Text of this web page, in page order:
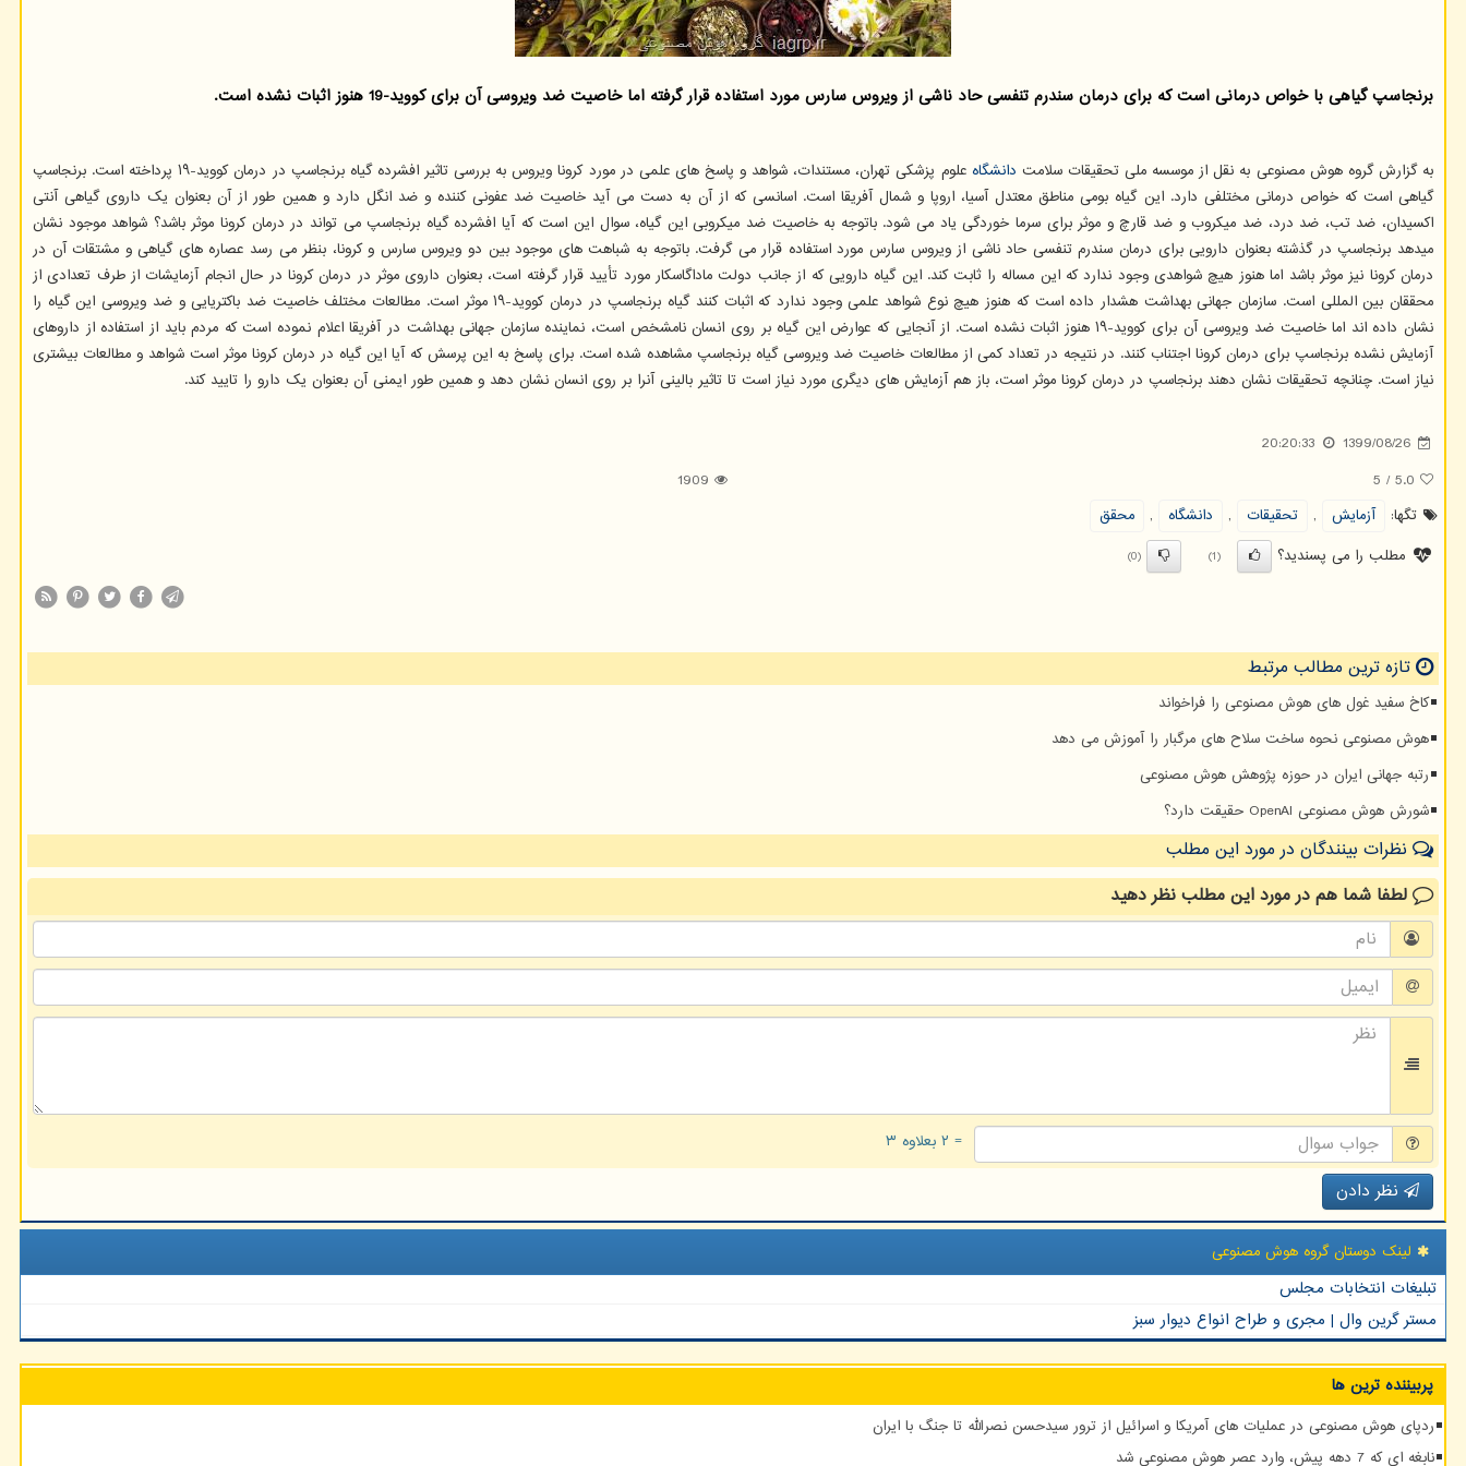
برنجاسپ گیاهی با خواص درمانی است كه برای درمان سندرم تنفسی حاد ناشی از ویروس سارس مورد استفاده قرار گرفته اما خاصیت ضد ویروسی آن برای كووید-19 هنوز اثبات نشده است.
به گزارش گروه هوش مصنوعی به نقل از موسسه ملی تحقیقات سلامت دانشگاه
علوم پزشکی تهران، مستندات، شواهد و پاسخ های علمی در مورد کرونا ویروس به بررسی تاثیر افشرده گیاه برنجاسپ در درمان کووید-۱۹ پرداخته است. برنجاسپ
گیاهی است که خواص درمانی مختلفی دارد. این گیاه بومی مناطق معتدل آسیا، اروپا و شمال آفریقا است. اسانسی که از آن به دست می آید خاصیت ضد عفونی کننده و ضد انگل دارد و همین طور از آن بعنوان یک داروی گیاهی آنتی
اکسیدان، ضد تب، ضد درد، ضد میکروب و ضد قارچ و موثر برای سرما خوردگی یاد می شود. باتوجه به خاصیت ضد میکروبی این گیاه، سوال این است که آیا افشرده گیاه برنجاسپ می تواند در درمان کرونا موثر باشد؟ شواهد موجود نشان
میدهد برنجاسپ در گذشته بعنوان دارویی برای درمان سندرم تنفسی حاد ناشی از ویروس سارس مورد استفاده قرار می گرفت. باتوجه به شباهت های موجود بین دو ویروس سارس و کرونا، بنظر می رسد عصاره های گیاهی و مشتقات آن در
درمان کرونا نیز موثر باشد اما هنوز هیچ شواهدی وجود ندارد که این مساله را ثابت کند. این گیاه دارویی که از جانب دولت ماداگاسکار مورد تأیید قرار گرفته است، بعنوان داروی موثر در درمان کرونا در حال انجام آزمایشات از طرف تعدادی از
محققان بین المللی است. سازمان جهانی بهداشت هشدار داده است که هنوز هیچ نوع شواهد علمی وجود ندارد که اثبات کنند گیاه برنجاسپ در درمان کووید-۱۹ موثر است. مطالعات مختلف خاصیت ضد باکتریایی و ضد ویروسی این گیاه را
نشان داده اند اما خاصیت ضد ویروسی آن برای کووید-۱۹ هنوز اثبات نشده است. از آنجایی که عوارض این گیاه بر روی انسان نامشخص است، نماینده سازمان جهانی بهداشت در آفریقا اعلام نموده است که مردم باید از استفاده از داروهای
آزمایش نشده برنجاسپ برای درمان کرونا اجتناب کنند. در نتیجه در تعداد کمی از مطالعات خاصیت ضد ویروسی گیاه برنجاسپ مشاهده شده است. برای پاسخ به این پرسش که آیا این گیاه در درمان کرونا موثر است شواهد و مطالعات بیشتری
نیاز است. چنانچه تحقیقات نشان دهند برنجاسپ در درمان کرونا موثر است، باز هم آزمایش های دیگری مورد نیاز است تا تاثیر بالینی آنرا بر روی انسان نشان دهد و همین طور ایمنی آن بعنوان یک دارو را تایید کند.
1399/08/26
20:20:33
5.0
/
5
1909
تگها:
آزمایش , تحقیقات , دانشگاه ,
محقق
مطلب را می پسندید؟
(1)
(0)
تازه ترین مطالب مرتبط
کاخ سفید غول های هوش مصنوعی را فراخواند
هوش مصنوعی نحوه ساخت سلاح های مرگبار را آموزش می دهد
رتبه جهانی ایران در حوزه پژوهش هوش مصنوعی
شورش هوش مصنوعی OpenAI حقیقت دارد؟
نظرات بینندگان در مورد این مطلب
لطفا شما همدر مورد این مطلبنظر دهید
= ۲ بعلاوه ۳
نظر دادن
لینک دوستان گروه هوش مصنوعی
تبلیغات انتخابات مجلس
مستر گرین وال | مجری و طراح انواع دیوار سبز
پربیننده ترین ها
ردپای هوش مصنوعی در عملیات های آمریکا و اسرائیل از ترور سیدحسن نصرالله تا جنگ با ایران
نابغه ای که 7 دهه پیش، وارد عصر هوش مصنوعی شد